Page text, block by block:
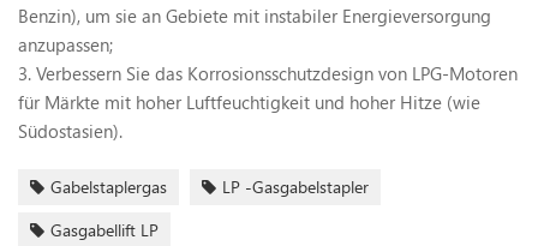
Benzin), um sie an Gebiete mit instabiler Energieversorgung
anzupassen;
3. Verbessern Sie das Korrosionsschutzdesign von LPG-Motoren
für Märkte mit hoher Luftfeuchtigkeit und hoher Hitze (wie
Südostasien).
Gabelstaplergas
LP -Gasgabelstapler
Gasgabellift LP